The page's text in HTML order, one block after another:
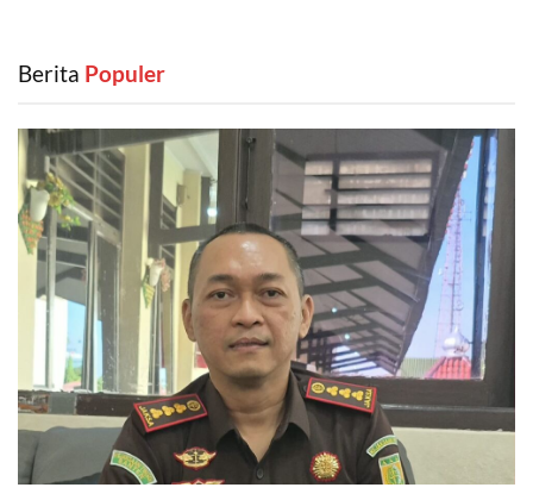
Berita ‎ Populer